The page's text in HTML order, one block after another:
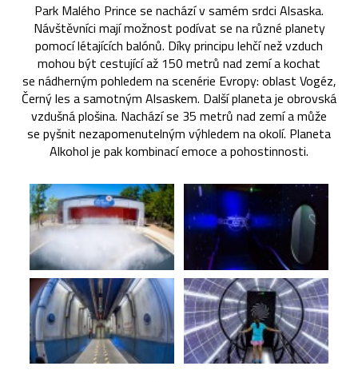
Park Malého Prince se nachází v samém srdci Alsaska.
Návštěvníci mají možnost podívat se na různé planety
pomocí létajících balónů. Díky principu lehčí než vzduch
mohou být cestující až 150 metrů nad zemí a kochat
se nádherným pohledem na scenérie Evropy: oblast Vogéz,
Černý les a samotným Alsaskem. Další planeta je obrovská
vzdušná plošina. Nachází se 35 metrů nad zemí a může
se pyšnit nezapomenutelným výhledem na okolí. Planeta
Alkohol je pak kombinací emoce a pohostinnosti.